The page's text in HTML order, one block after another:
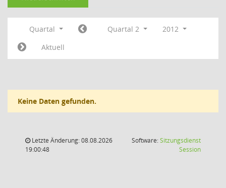
Quartal Quartal 2
2012
Aktuell
Keine Daten gefunden.
Letzte Änderung: 08.08.2026
19:00:48
Software:Sitzungsdienst
Session(Wird in